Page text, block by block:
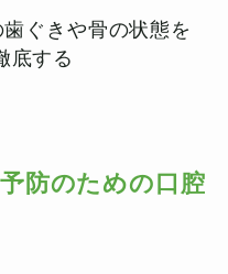
歯ぐきや骨の状態を
底する
防のための口腔